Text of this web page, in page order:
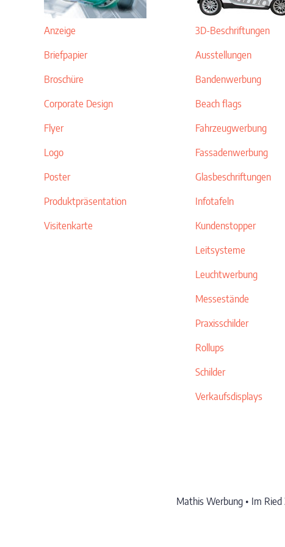
Anzeige
Briefpapier
Broschüre
Corporate Design
Flyer
Logo
Poster
Produktpräsentation
Visitenkarte
3D-Beschriftungen
Ausstellungen
Bandenwerbung
Beach flags
Fahrzeugwerbung
Fassadenwerbung
Glasbeschriftungen
Infotafeln
Kundenstopper
Leitsysteme
Leuchtwerbung
Messestände
Praxisschilder
Rollups
Schilder
Verkaufsdisplays
Mathis Werbung • Im Ried